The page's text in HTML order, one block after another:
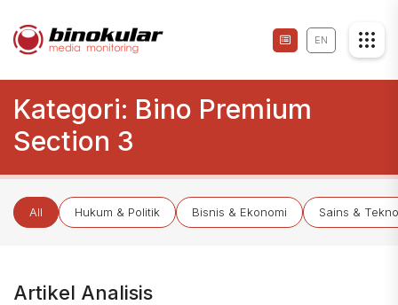
EN
Kategori: Bino Premium
Section 3
All Hukum & Politik Bisnis & Ekonomi Sains &
Artikel Analisis